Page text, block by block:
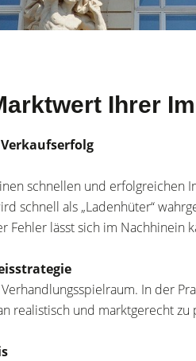
Ihrer
schnellen und
schnell als „Ladenhüter“
Fehler lässt sich im Nachhinein
In der
realistisch und marktgerecht